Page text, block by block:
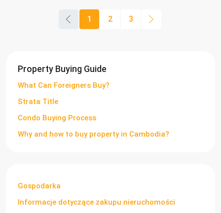
1 2 3
Property Buying Guide
What Can Foreigners Buy?
Strata Title
Condo Buying Process
Why and how to buy property in Cambodia?
Gospodarka
Informacje dotyczące zakupu nieruchomości